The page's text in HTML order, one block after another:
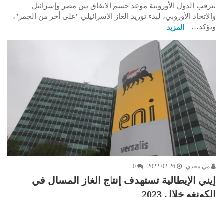
تترقب الدول الأوروبية موعد حسم الاتفاق بين مصر وإسرائيل
والاتحاد الأوروبي، لبدء توريد الغاز الإسرائيلي "على أحر من الجمر"،
ويؤكد…
المزيد
مي مجدي 2022-02-26
0
إيني الإيطالية تستهدف إنتاج الغاز المسال في
الكونغو خلال 2023